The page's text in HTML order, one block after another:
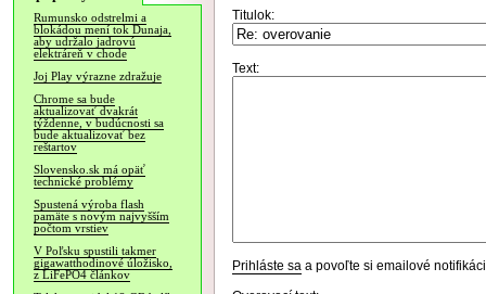
Rumunsko odstrelmi a
blokádou mení tok Dunaja,
aby udržalo jadrovú
elektráreň v chode
Joj Play výrazne zdražuje
Chrome sa bude
aktualizovať dvakrát
týždenne, v budúcnosti sa
bude aktualizovať bez
reštartov
Slovensko.sk má opäť
technické problémy
Spustená výroba flash
pamäte s novým najvyšším
počtom vrstiev
V Poľsku spustili takmer
gigawatthodinové úložisko,
z LiFePO4 článkov
Titulok:
Text:
Prihláste sa a povoľte si emailové